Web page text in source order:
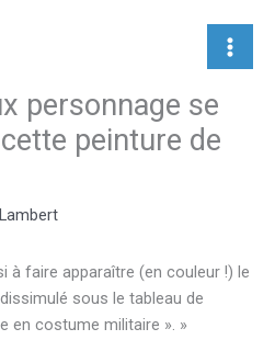
personnage se
peinture de
à faire apparaître (en couleur !) le
sous le tableau de
en costume militaire ». »